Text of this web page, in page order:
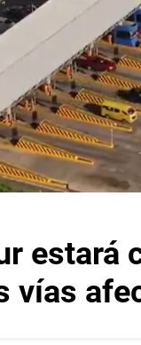
estará
vías